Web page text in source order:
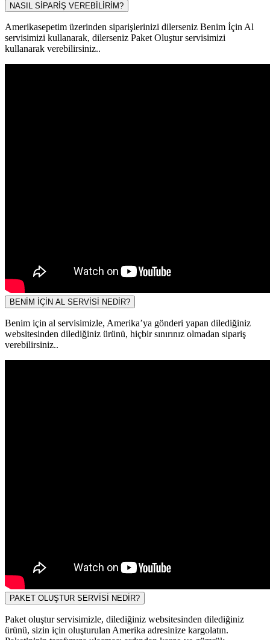
NASIL SİPARİŞ VEREBİLİRİM?
Amerikasepetim üzerinden siparişlerinizi dilerseniz Benim İçin Al
servisimizi kullanarak, dilerseniz Paket Oluştur servisimizi
kullanarak verebilirsiniz..
BENİM İÇİN AL SERVİSİ NEDİR?
Benim için al servisimizle, Amerika’ya gönderi yapan dilediğiniz
websitesinden dilediğiniz ürünü, hiçbir sınırınız olmadan sipariş
verebilirsiniz..
PAKET OLUŞTUR SERVİSİ NEDİR?
Paket oluştur servisimizle, dilediğiniz websitesinden dilediğiniz
ürünü, sizin için oluşturulan Amerika adresinize kargolatın.